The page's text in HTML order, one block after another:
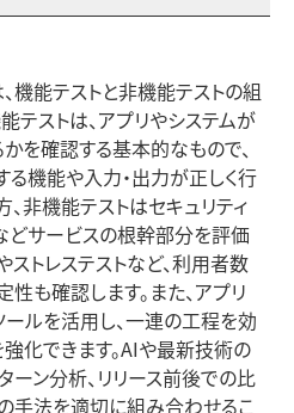
機能テストと非機能テストの組
テストは、アプリやシステムが
を確認する基本的なもので、
機能や入力・出力が正しく行
非機能テストはセキュリティ
どサービスの根幹部分を評価
ストレステストなど、利用者数
も確認します。また、アプリ
ルを活用し、一連の工程を効
化できます。AIや最新技術の
ーン分析、リリース前後での比
手法を適切に組み合わせるこ